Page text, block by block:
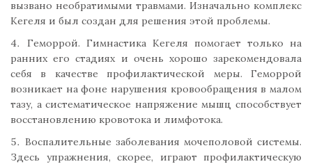
вызвано необратимыми травмами. Изначально комплекс
Кегеля и был создан для решения этой проблемы.
Геморрой. Гимнастика Кегеля помогает только на
ранних его стадиях и очень хорошо зарекомендовала
себя в качестве профилактической меры. Геморрой
возникает на фоне нарушения кровообращения в малом
тазу, а систематическое напряжение мышц способствует
восстановлению кровотока и лимфотока.
Воспалительные заболевания мочеполовой системы.
Здесь упражнения, скорее, играют профилактическую